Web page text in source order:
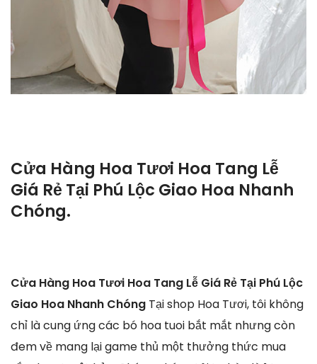
Cửa Hàng Hoa Tươi Hoa Tang Lễ
Giá Rẻ Tại Phú Lộc Giao Hoa Nhanh
Chóng.
Cửa Hàng Hoa Tươi Hoa Tang Lễ Giá Rẻ Tại Phú Lộc
Giao Hoa Nhanh Chóng Tại shop Hoa Tươi, tôi không
chỉ là cung ứng các bó hoa tuoi bắt mắt nhưng còn
đem về mang lại game thủ một thưởng thức mua